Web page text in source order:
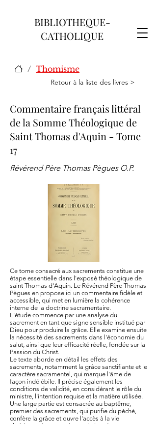
BIBLIOTHEQUE-
CATHOLIQUE
/ Thomisme
Retour à la liste des livres >
Commentaire français littéral
de la Somme Théologique de
Saint Thomas d'Aquin - Tome
17
Révérend Père Thomas Pègues O.P.
Ce tome consacré aux sacrements constitue une
étape essentielle dans l'exposé théologique de
saint Thomas d'Aquin. Le Révérend Père Thomas
Pègues en propose ici un commentaire fidèle et
accessible, qui met en lumière la cohérence
interne de la doctrine sacramentaire.
L'étude commence par une analyse du
sacrement en tant que signe sensible institué par
Dieu pour produire la grâce. Elle examine ensuite
la nécessité des sacrements dans l'économie du
salut, ainsi que leur efficacité réelle, fondée sur la
Passion du Christ.
Le texte aborde en détail les effets des
sacrements, notamment la grâce sanctifiante et le
caractère sacramentel, qui marque l'âme de
façon indélébile. Il précise également les
conditions de validité, en considérant le rôle du
ministre, l'intention requise et la matière utilisée.
Une large partie est consacrée au baptême,
premier des sacrements, qui purifie du péché,
confère la grâce et ouvre l'accès à la vie